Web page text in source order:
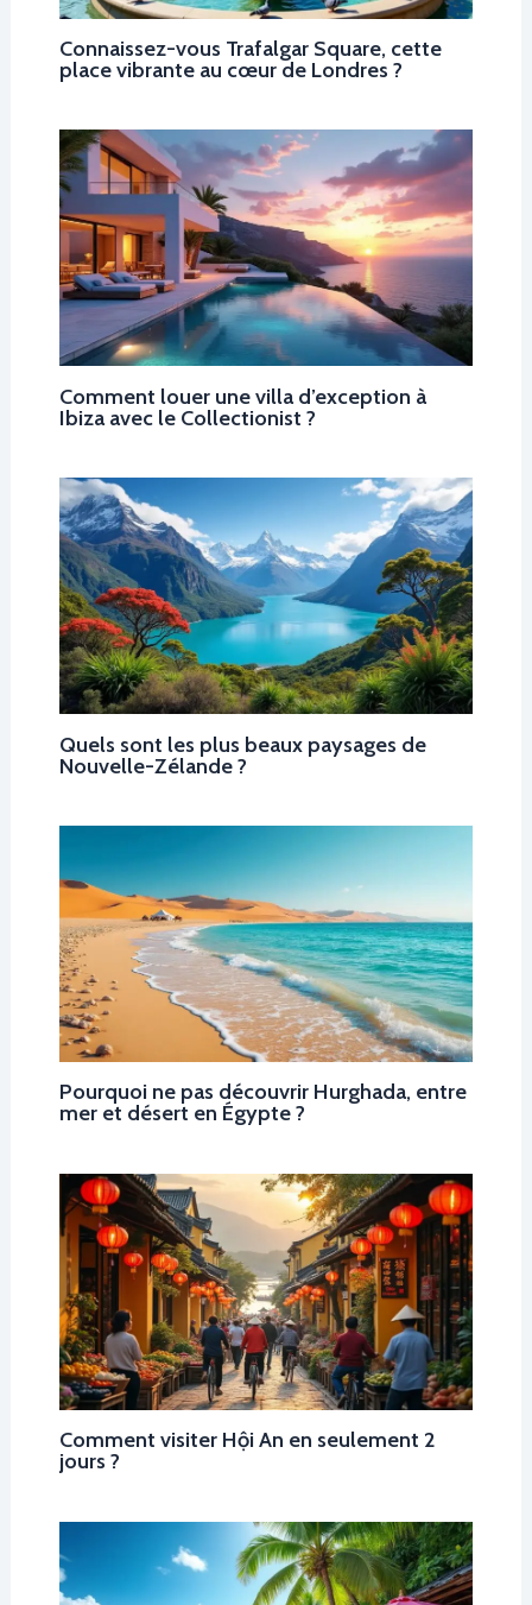
Connaissez-vous Trafalgar Square, cette
place vibrante au cœur de Londres ?
Comment louer une villa d’exception à
Ibiza avec le Collectionist ?
Quels sont les plus beaux paysages de
Nouvelle-Zélande ?
Pourquoi ne pas découvrir Hurghada, entre
mer et désert en Égypte ?
Comment visiter Hội An en seulement 2
jours ?